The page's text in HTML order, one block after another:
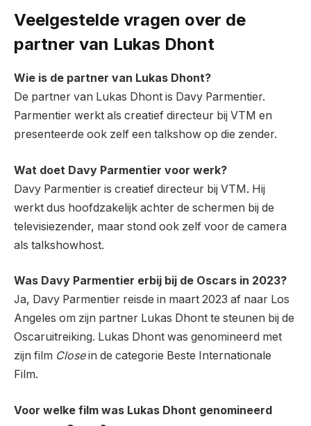
Veelgestelde vragen over de
partner van Lukas Dhont
Wie is de partner van Lukas Dhont?
De partner van Lukas Dhont is Davy Parmentier.
Parmentier werkt als creatief directeur bij VTM en
presenteerde ook zelf een talkshow op die zender.
Wat doet Davy Parmentier voor werk?
Davy Parmentier is creatief directeur bij VTM. Hij
werkt dus hoofdzakelijk achter de schermen bij de
televisiezender, maar stond ook zelf voor de camera
als talkshowhost.
Was Davy Parmentier erbij bij de Oscars in 2023?
Ja, Davy Parmentier reisde in maart 2023 af naar Los
Angeles om zijn partner Lukas Dhont te steunen bij de
Oscaruitreiking. Lukas Dhont was genomineerd met
zijn film Closein de categorie Beste Internationale
Film.
Voor welke film was Lukas Dhont genomineerd